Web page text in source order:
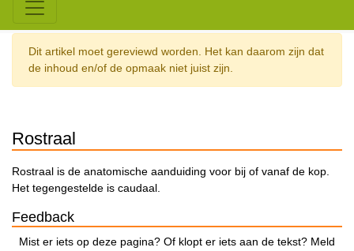
Dit artikel moet gereviewd worden. Het kan daarom zijn dat
de inhoud en/of de opmaak niet juist zijn.
Rostraal
Rostraal is de anatomische aanduiding voor bij of vanaf de kop.
Het tegengestelde is caudaal.
Feedback
Mist er iets op deze pagina? Of klopt er iets aan de tekst? Meld